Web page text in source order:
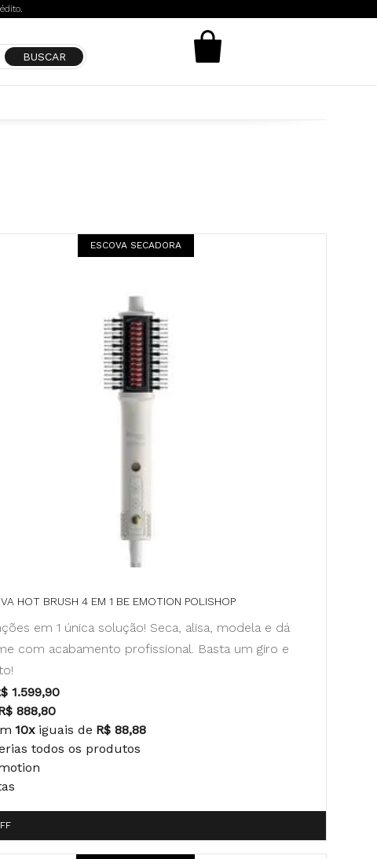
ESCOVA SECADORA
HOT BRUSH 4 EM 1 BE EMOTION POLISHOP
em 1 única solução! Seca, alisa, modela e dá
com acabamento profissional. Basta um giro e
1.599,90
888,80
10x iguais de R$ 88,88
todos os produtos